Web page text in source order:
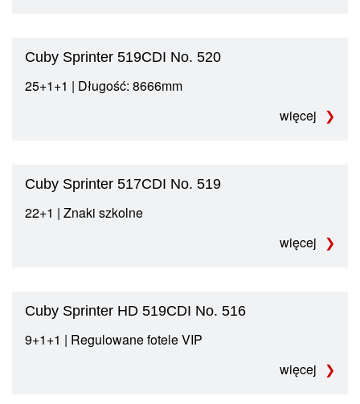
Cuby Sprinter 519CDI No. 520
25+1+1 | Długość: 8666mm
więcej
Cuby Sprinter 517CDI No. 519
22+1 | Znaki szkolne
więcej
Cuby Sprinter HD 519CDI No. 516
9+1+1 | Regulowane fotele VIP
więcej